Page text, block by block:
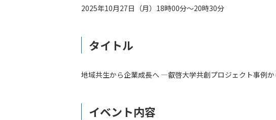
2025年10月27日（月）18時00分～20時30分
タイトル
地域共生から企業成長へ ―叡啓大学共創プロジェクト事例
イベント内容